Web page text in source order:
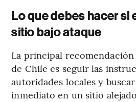
Lo que debes hacer si
sitio bajo ataque
La principal
de Chile es seguir las
autoridades locales y
inmediato en un sitio